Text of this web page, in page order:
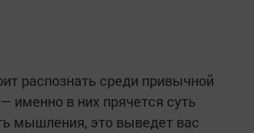
распознать среди привычной
именно в них прячется суть
мышления, это выведет вас